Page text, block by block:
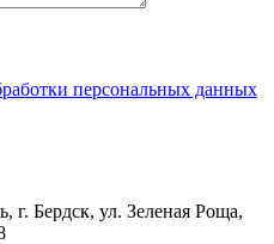
персональных данных
г. Бердск, ул. Зеленая Роща,